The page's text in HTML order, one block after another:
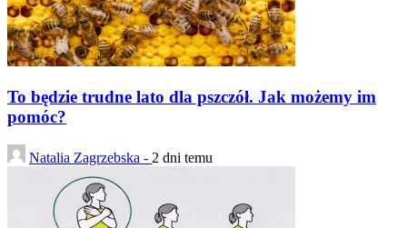
To będzie trudne lato dla pszczół. Jak możemy im
pomóc?
Natalia Zagrzebska - 2 dni temu